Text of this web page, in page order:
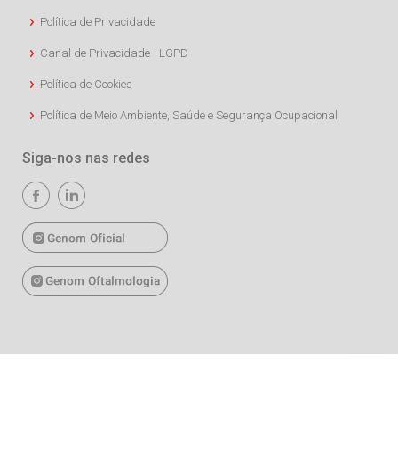
Política de Privacidade
Canal de Privacidade - LGPD
Política de Cookies
Política de Meio Ambiente, Saúde e Segurança Ocupacional
Siga-nos nas redes